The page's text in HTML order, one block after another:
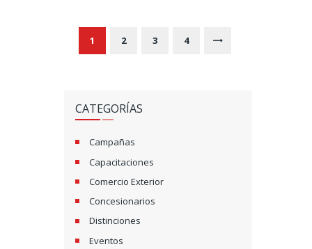
G
A
C
Ó
N
PAGE
1 PAGE
2 PAGE
3 PAGE
4
CATEGORÍAS
Campañas
Capacitaciones
Comercio Exterior
Concesionarios
Distinciones
Eventos